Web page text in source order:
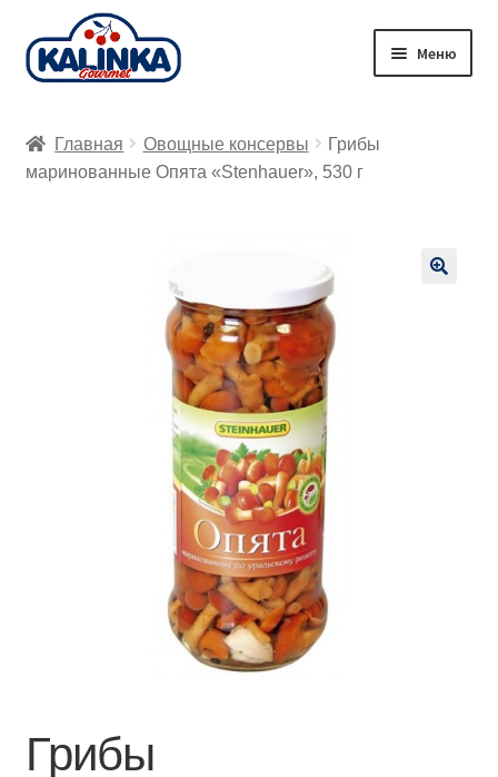
Перейти
к
Перейти
к
Меню
Заказ онлайн
Главная Овощные консервы
Грибы
маринованные Опята «Stenhauer», 530 г
Грибы